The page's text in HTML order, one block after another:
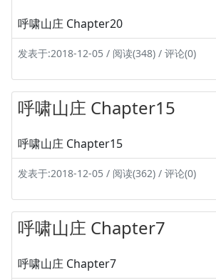
呼啸山庄 Chapter20
发表于:2018-12-05 / 阅读(348) / 评论(0)
呼啸山庄 Chapter15
呼啸山庄 Chapter15
发表于:2018-12-05 / 阅读(362) / 评论(0)
呼啸山庄 Chapter7
呼啸山庄 Chapter7